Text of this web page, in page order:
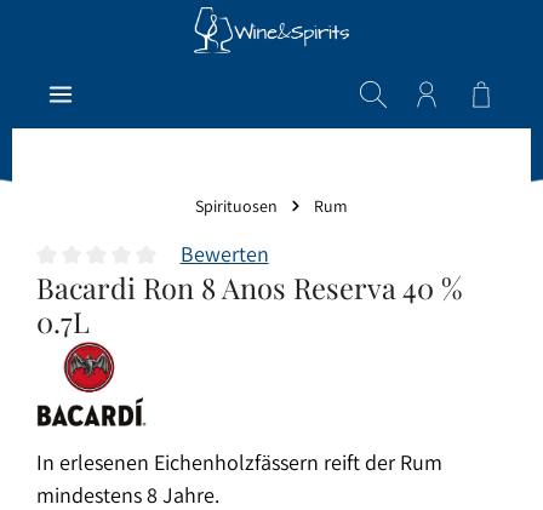
Zum Hauptinhalt springen
Spirituosen Rum
Durchschnittliche Bewertung von 0 von 5 Sternen
Bewerten
Bacardi Ron 8 Anos Reserva 40 %
0.7L
In erlesenen Eichenholzfässern reift der Rum
mindestens 8 Jahre.